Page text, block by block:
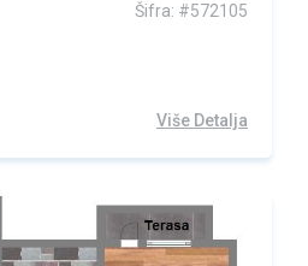
Šifra: #572105
Više Detalja